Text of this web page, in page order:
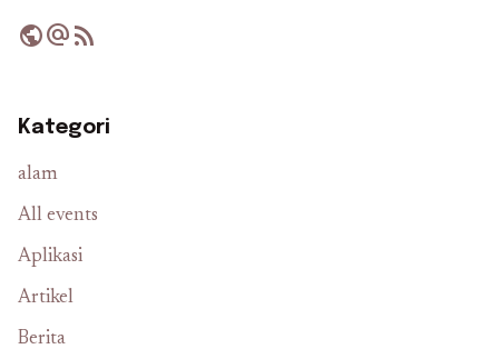
publicalternate_emailrss_feed
Kategori
alam
All events
Aplikasi
Artikel
Berita